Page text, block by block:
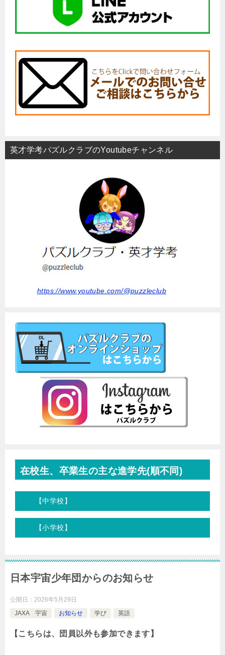
英才学考パズルクラブのYoutubeチャンネル
https://www.youtube.com/@puzzleclub
在校生、卒業生の主な進学先(順不同)
【中学校】
【小学校】
日本宇宙少年団からのお知らせ
公開日： 2026年5月29日
JAXA 宇宙
お知らせ 学び 英語
【こちらは、団員以外も参加できます】